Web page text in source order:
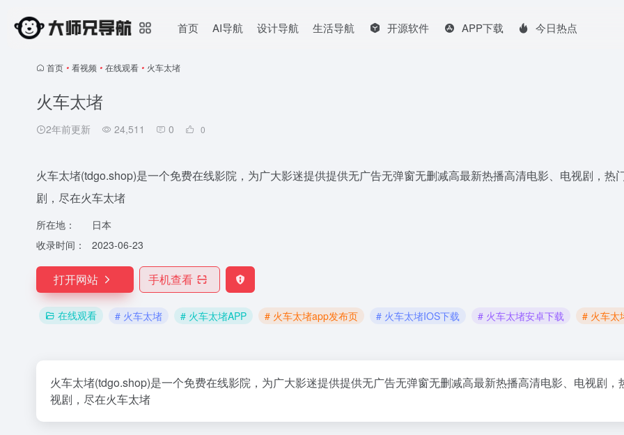
首页 AI导航 设计导航 生活导航 开源软件 APP下载 今日热点
首页 • 看视频 • 在线观看 • 火车太堵
火车太堵
2年前更新 24,511 0 0
火车太堵(tdgo.shop)是一个免费在线影院，为广大影迷提供提供无广告无弹窗无删减高最新热播高清电影、电视剧，
剧，尽在火车太堵
所在地：
日本
收录时间：
2023-06-23
打开网站 手机查看
在线观看 # 火车太堵 # 火车太堵APP # 火车太堵app发布页 # 火车太堵IOS下载 # 火车太堵安卓下载 # 火车太
火车太堵(tdgo.shop)是一个免费在线影院，为广大影迷提供提供无广告无弹窗无删减高最新热播高清电影、电视剧
视剧，尽在火车太堵